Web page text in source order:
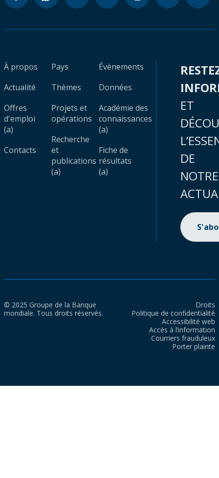
À propos
Actualité
Offres
d'emploi
(a)
Contacts
Pays
Thèmes
Projets et
opérations
Recherche
et
publications
(a)
Évènements
Données
Académie des
connaissances
(a)
Fiche de
résultats
(a)
ET
DE
NOTRE
© 2025 Groupe de la Banque
mondiale. Tous droits réservés.
Droits
Politique de confidentialité
Accessibilité web
Accès à l’information
Courriers frauduleux
Porter plainte